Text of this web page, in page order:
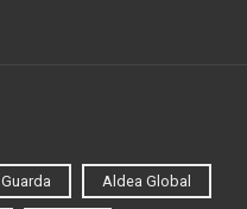
Aldea Global